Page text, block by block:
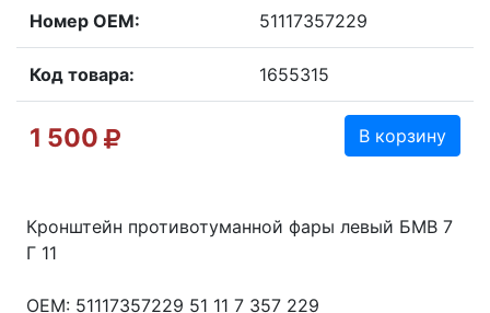
Номер OEM: 51117357229
Код товара: 1655315
1 500 В корзину
Кронштейн противотуманной фары левый БМВ 7
Г 11
ОЕМ: 51117357229 51 11 7 357 229